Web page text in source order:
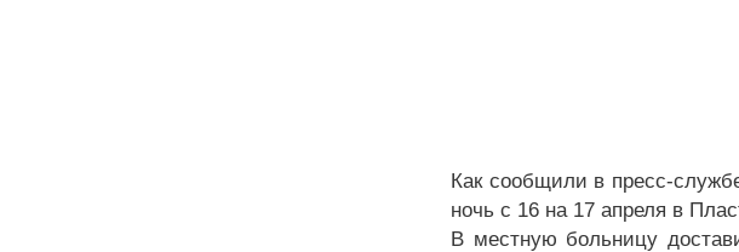
Как сообщили в пресс-
ночь с 16 на 17 апреля в
В местную больницу